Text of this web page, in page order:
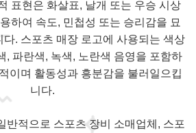
표현은 화살표, 날개 또는 우승 시상
하여 속도, 민첩성 또는 승리감을 묘
. 스포츠 매장 로고에 사용되는 색상
, 파란색, 녹색, 노란색 음영을 포함하
이며 활동성과 흥분감을 불러일으킵
니다.
반적으로 스포츠 장비 소매업체, 스포